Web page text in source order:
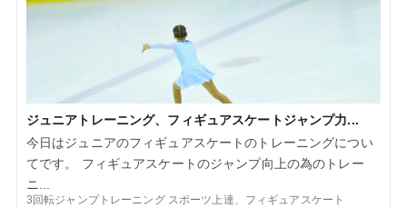
ジュニアトレーニング、フィギュアスケートジャンプ力...
今日はジュニアのフィギュアスケートのトレーニングについ
てです。 フィギュアスケートのジャンプ向上の為のトレー
ニ...
3回転ジャンプトレーニング スポーツ上達、フィギュアスケート